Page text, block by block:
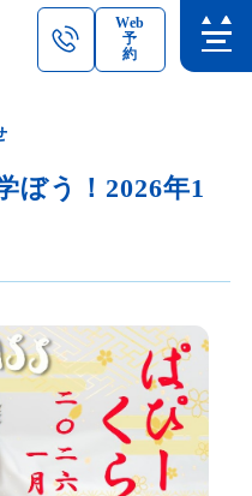
Web
予
約
ぼう！2026年1